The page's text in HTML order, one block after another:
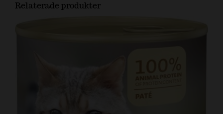
Relaterade produkter